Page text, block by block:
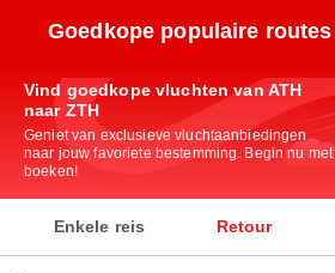
Goedkope populaire routes
Vind goedkope vluchten van ATH
naar ZTH
Geniet van exclusieve vluchtaanbiedingen
naar jouw favoriete bestemming. Begin nu met
boeken!
Enkele reis Retour